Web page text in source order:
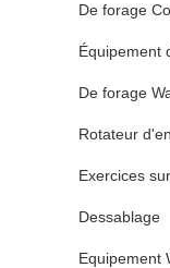
De forage
Équipement
De forage
Rotateur
Exercices
Dessablage
Equipement